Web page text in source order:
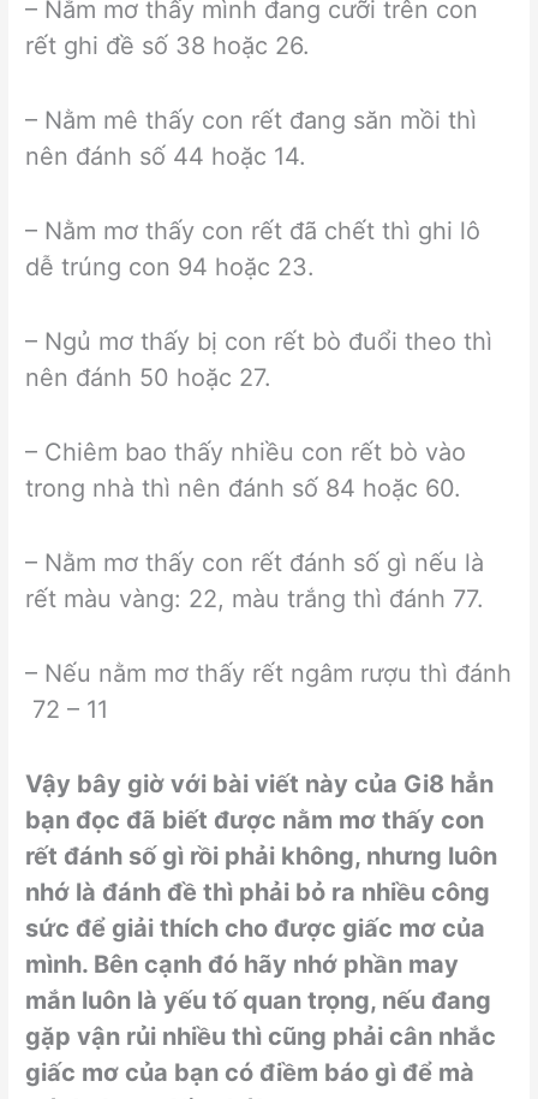
– Nằm mơ thấy mình đang cưỡi trên con
rết ghi đề số 38 hoặc 26.
– Nằm mê thấy con rết đang săn mồi thì
nên đánh số 44 hoặc 14.
– Nằm mơ thấy con rết đã chết thì ghi lô
dễ trúng con 94 hoặc 23.
– Ngủ mơ thấy bị con rết bò đuổi theo thì
nên đánh 50 hoặc 27.
– Chiêm bao thấy nhiều con rết bò vào
trong nhà thì nên đánh số 84 hoặc 60.
– Nằm mơ thấy con rết đánh số gì nếu là
rết màu vàng: 22, màu trắng thì đánh 77.
– Nếu nằm mơ thấy rết ngâm rượu thì đánh
72 – 11
Vậy bây giờ với bài viết này của Gi8 hẳn
bạn đọc đã biết được nằm mơ thấy con
rết đánh số gì rồi phải không, nhưng luôn
nhớ là đánh đề thì phải bỏ ra nhiều công
sức để giải thích cho được giấc mơ của
mình. Bên cạnh đó hãy nhớ phần may
mắn luôn là yếu tố quan trọng, nếu đang
gặp vận rủi nhiều thì cũng phải cân nhắc
giấc mơ của bạn có điềm báo gì để mà